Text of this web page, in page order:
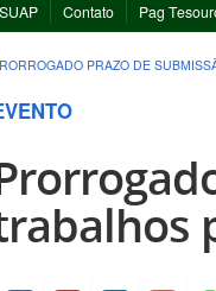
SUAP Contato Pag
PRAZO DE